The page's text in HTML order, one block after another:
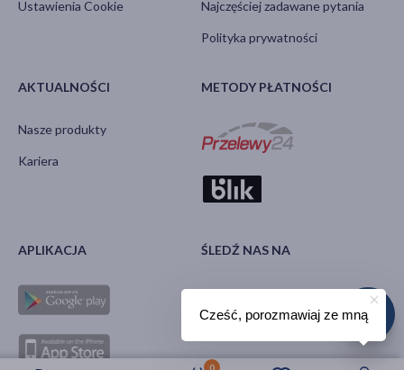
0
Ustawienia Cookie Najczęściej zadawane pytania
Polityka prywatności
AKTUALNOŚCI
Nasze produkty
Kariera
METODY PŁATNOŚCI
APLIKACJA ŚLEDŹ NAS NA
Cześć, porozmawiaj ze mną